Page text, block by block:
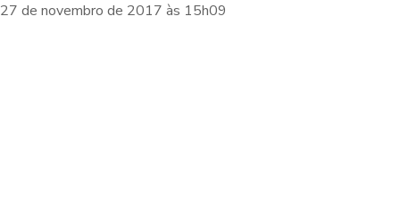
27 de novembro de 2017 às 15h09